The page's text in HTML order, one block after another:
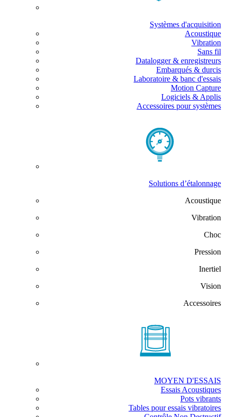
Systèmes d'acquisition
Acoustique
Vibration
Sans fil
Datalogger & enregistreurs
Embarqués & durcis
Laboratoire & banc d'essais
Motion Capture
Logiciels & Applis
Accessoires pour systèmes
Solutions d’étalonnage
Acoustique
Vibration
Choc
Pression
Inertiel
Vision
Accessoires
MOYEN D'ESSAIS
Essais Acoustiques
Pots vibrants
Tables pour essais vibratoires